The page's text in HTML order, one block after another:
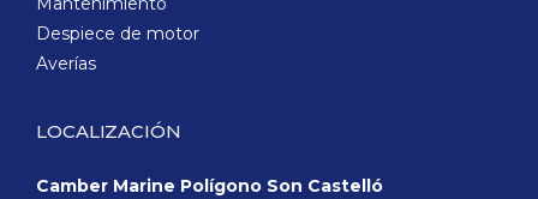
Despiece de motor
Averías
LOCALIZACIÓN
Camber Marine Polígono Son Castelló